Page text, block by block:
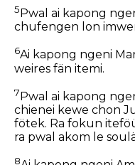
5 Pwal ai kapong
chufengen lon
6Ai kapong ngeni
weires fän itemi.
7Pwal ai kapong
chienei kewe chon
fötek. Ra fokun
ra pwal akom le
8